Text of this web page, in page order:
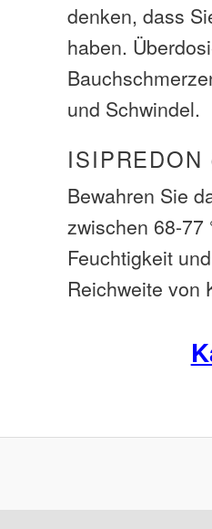
denken, dass
haben.
und Schwindel.
Bewahren Sie
zwischen 68-77
Feuchtigkeit
Reichweite von